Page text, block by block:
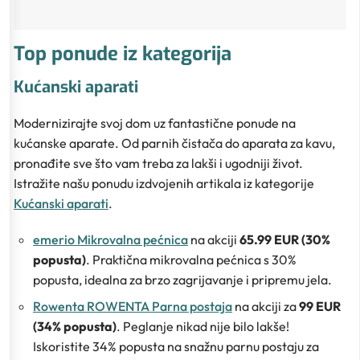
Top ponude iz kategorija
Kućanski aparati
Modernizirajte svoj dom uz fantastične ponude na
kućanske aparate. Od parnih čistača do aparata za kavu,
pronađite sve što vam treba za lakši i ugodniji život.
Istražite našu ponudu izdvojenih artikala iz kategorije
Kućanski aparati.
emerio Mikrovalna pećnica na akciji 65.99 EUR (30%
popusta). Praktična mikrovalna pećnica s 30%
popusta, idealna za brzo zagrijavanje i pripremu jela.
Rowenta ROWENTA Parna postaja na akciji za99 EUR
(34% popusta). Peglanje nikad nije bilo lakše!
Iskoristite 34% popusta na snažnu parnu postaju za